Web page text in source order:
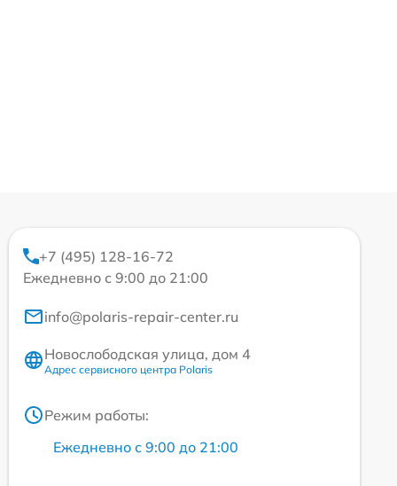
+7 (495) 128-16-72
Ежедневно с 9:00 до 21:00
info@polaris-repair-center.ru
Новослободская улица, дом 4
Адрес сервисного центра Polaris
Режим работы:
Ежедневно с 9:00 до 21:00